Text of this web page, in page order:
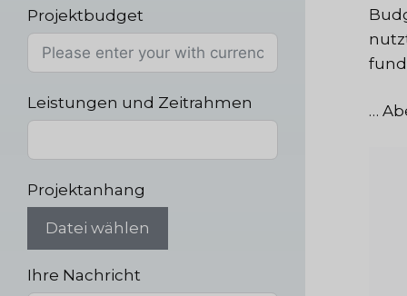
…
Projektbudget
Leistungen und Zeitrahmen
Projektanhang
Datei wählen
Ihre Nachricht